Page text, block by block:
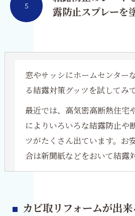
露防止スプレーを
5
窓やサッシにホームセンター
る結露対策グッツを試してみ
最近では、高気密高断熱住宅
によりいろいろな結露防止や
ツがたくさん出ています。お
合は新聞紙などをおいて結露
カビ取リフォームが出